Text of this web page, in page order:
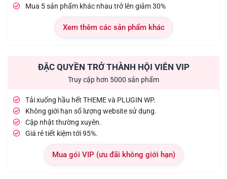
Mua 5 sản phẩm khác nhau trở lên giảm 30%
Xem thêm các sản phẩm khác
ĐẶC QUYỀN TRỞ THÀNH HỘI VIÊN VIP
Truy cập hơn 5000 sản phẩm
Tải xuống hầu hết THEME và PLUGIN WP.
Không giới hạn số lượng website sử dụng.
Cập nhật thường xuyên.
Giá rẻ tiết kiệm tới 95%.
Mua gói VIP (ưu đãi không giới hạn)